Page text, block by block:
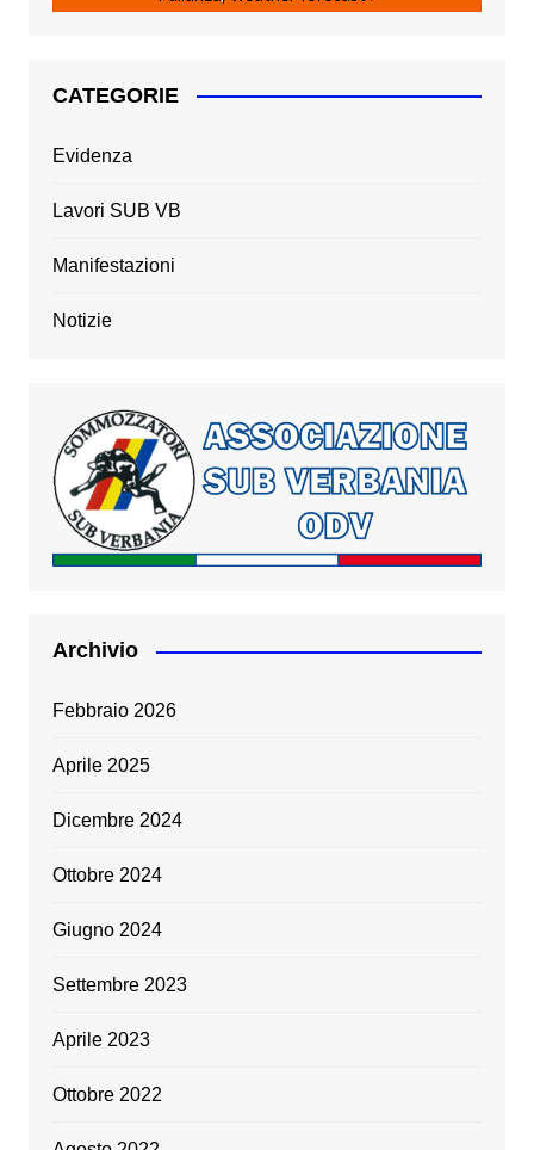
CATEGORIE
Evidenza
Lavori SUB VB
Manifestazioni
Notizie
Archivio
Febbraio 2026
Aprile 2025
Dicembre 2024
Ottobre 2024
Giugno 2024
Settembre 2023
Aprile 2023
Ottobre 2022